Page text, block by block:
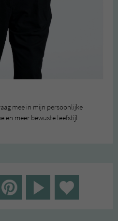
mee in mijn persoonlijke
en meer bewuste leefstijl.